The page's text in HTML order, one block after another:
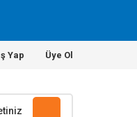
Yap Üye Ol